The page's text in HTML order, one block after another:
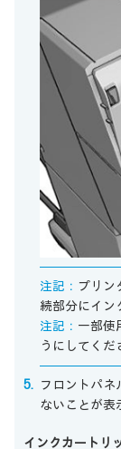
注記： プリン
続部分にイン
注記： 一部使
うにしてくだ
フロントパネ
ないことが表
インクカートリ